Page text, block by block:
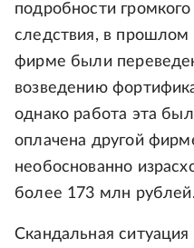
подробности
следствия, в прошлом
фирме были
возведению
однако работа эта
оплачена другой
необоснованно
более 173 млн
Скандальная ситуация